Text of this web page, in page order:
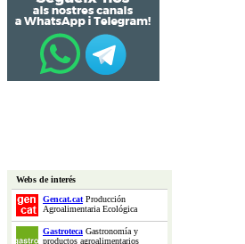
Webs de interés
Gencat.catProducción
Agroalimentaria Ecológica
Gastroteca Gastronomía y
productos agroalimentarios